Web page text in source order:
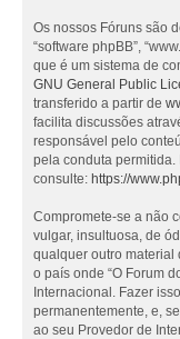
Os nossos Fóruns são
“software phpBB”,
que é um sistema de
GNU General Public
transferido a partir de
facilita discussões
responsável pelo
pela conduta permitida.
consulte: https://
Compromete-se a não
vulgar, insultuosa, de
qualquer outro material
o país onde “O Forum
Internacional. Fazer
permanentemente, e,
ao seu Provedor de